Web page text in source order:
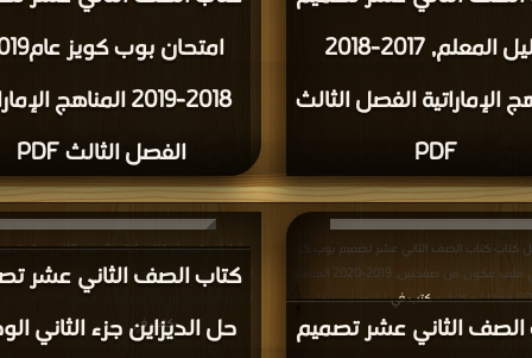
2018-2019 المناهج
الفصل الثالث PDF
دليل المعلم, 2017-2018
الإماراتية الفصل الثالث
PDF
كتاب الصف الثاني عشر
حل الديزاين جزء الثاني
قراءة و تحميل كتاب كتاب الصف الثاني عشر
كتب في| التحميل : مرة/مرات
الصف الثاني عشر تصميم
كتاب كتاب الصف الثاني عشر تصميم بوب كويز
للفصل الثاني ملف مكون من صفحتين, 2019-2020 المناهج
كتب في| التحميل : مرة/مرات